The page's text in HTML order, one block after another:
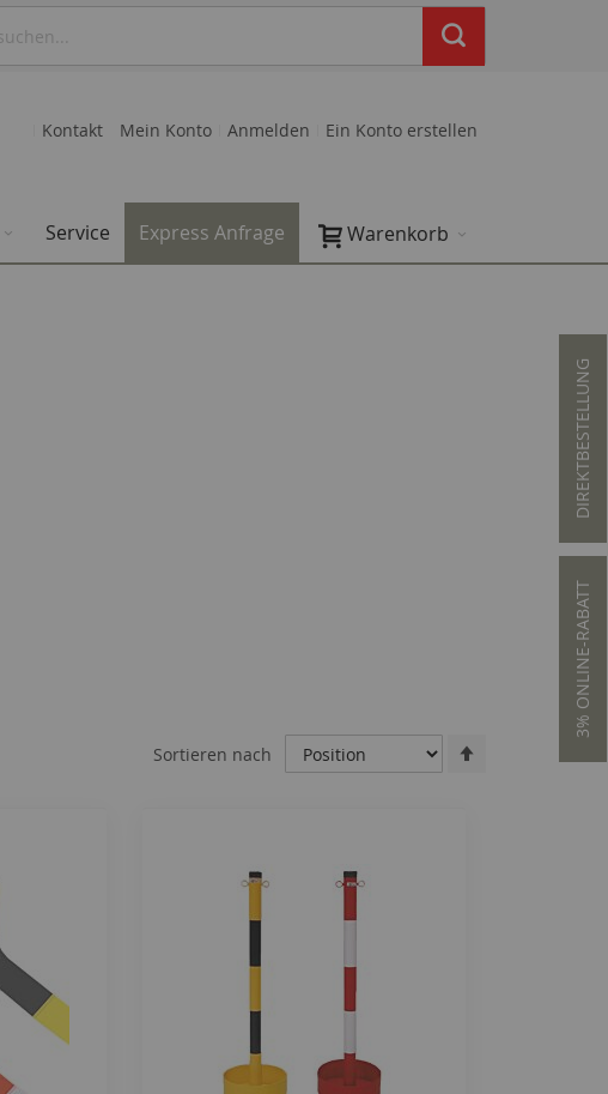
Mein Konto Anmelden Ein Konto erstellen
Kontakt
Warenkorb
Express Anfrage
Service
Sortieren nach
DIREKTBESTELLUNG
3% ONLINE-RABATT